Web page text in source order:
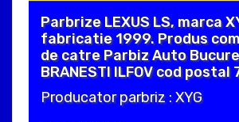
Parbrize LEXUS LS, marca
fabricatie 1999. Produs
de catre Parbiz Auto
BRANESTI ILFOV cod postal
Producator parbriz : XYG